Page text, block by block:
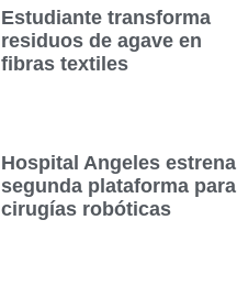
Estudiante transforma
residuos de agave en
fibras textiles
Hospital Angeles estrena
segunda plataforma para
cirugías robóticas